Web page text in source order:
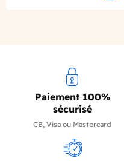
Paiement 100%
sécurisé
CB, Visa ou Mastercard